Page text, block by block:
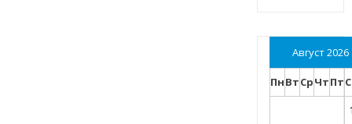
Август 2026
ПнВтСрЧтПт